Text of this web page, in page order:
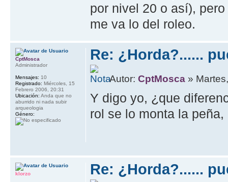
por nivel 20 o así),
me va lo del roleo.
Re: ¿Horda?......
Autor:CptMosca »
Y digo yo, ¿que
rol se lo monta la peña,
CptMosca
Administrador
Mensajes: 10
Registrado: Miércoles, 15
Febrero 2006, 20:31
Ubicación: Anda que no
aburrido ni nada subir
arqueologia
Género:
Re: ¿Horda?......
klorzo